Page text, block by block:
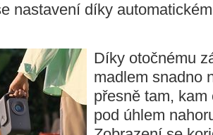
nastavení díky
Díky otočnému
madlem snadno
přesně tam,
pod úhlem